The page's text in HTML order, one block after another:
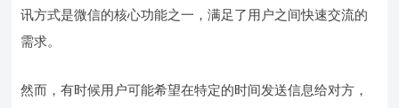
讯方式是微信的核心功能之一，满足了用户之间快速交流的
需求。
然而，有时候用户可能希望在特定的时间发送信息给对方，